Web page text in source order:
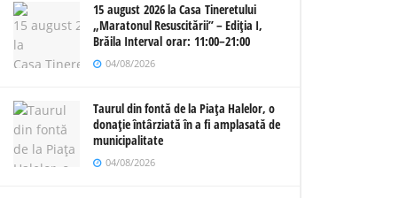
15 august 2026 la Casa Tineretului
„Maratonul Resuscitării” – Ediția I,
Brăila Interval orar: 11:00–21:00
04/08/2026
Taurul din fontă de la Piața Halelor, o
donație întârziată în a fi amplasată de
municipalitate
04/08/2026